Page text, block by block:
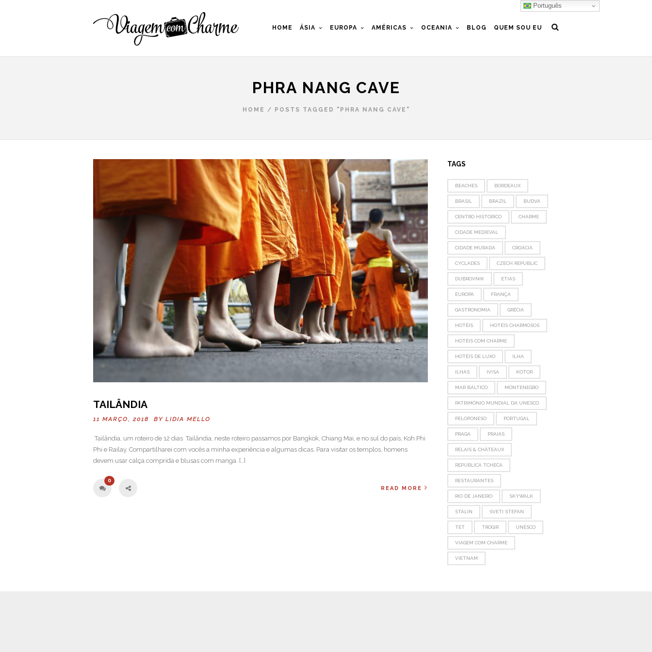
HOME ÁSIA EUROPA AMÉRICAS OCEANIA BLOG QUEM SOU EU
PHRA NANG CAVE
HOME / POSTS TAGGED "PHRA NANG CAVE"
TAILÂNDIA
11 MARÇO, 2018 BY LIDIA MELLO
Tailândia, um roteiro de 12 dias Tailândia, neste roteiro passamos por Bangkok, Chiang Mai, e no sul do país, Koh Phi
Phi e Railay. Compartilharei com vocês a minha experiência e algumas dicas. Para visitar os templos, homens
devem usar calça comprida e blusas com manga. […]
0
READ MORE
TAGS
BEACHES BORDEAUX
BRASIL BRAZIL BUDVA
CENTRO HISTÓRICO CHARME
CIDADE MEDIEVAL
CIDADE MURADA CROÁCIA
CYCLADES CZECH REPUBLIC
DUBROVNIK ETIAS
EUROPA FRANÇA
GASTRONOMIA GRÉCIA
HOTÉIS HOTÉIS CHARMOSOS
HOTÉIS COM CHARME
HOTÉIS DE LUXO ILHA
ILHAS IVISA KOTOR
MAR BÁLTICO MONTENEGRO
PATRIMÔNIO MUNDIAL DA UNESCO
PELOPONESO PORTUGAL
PRAGA PRAIAS
RELAIS & CHÂTEAUX
REPÚBLICA TCHECA
RESTAURANTES
RIO DE JANEIRO SKYWALK
STÁLIN SVETI STEFAN
TET TROGIR UNESCO
VIAGEM COM CHARME
VIETNAM
Português